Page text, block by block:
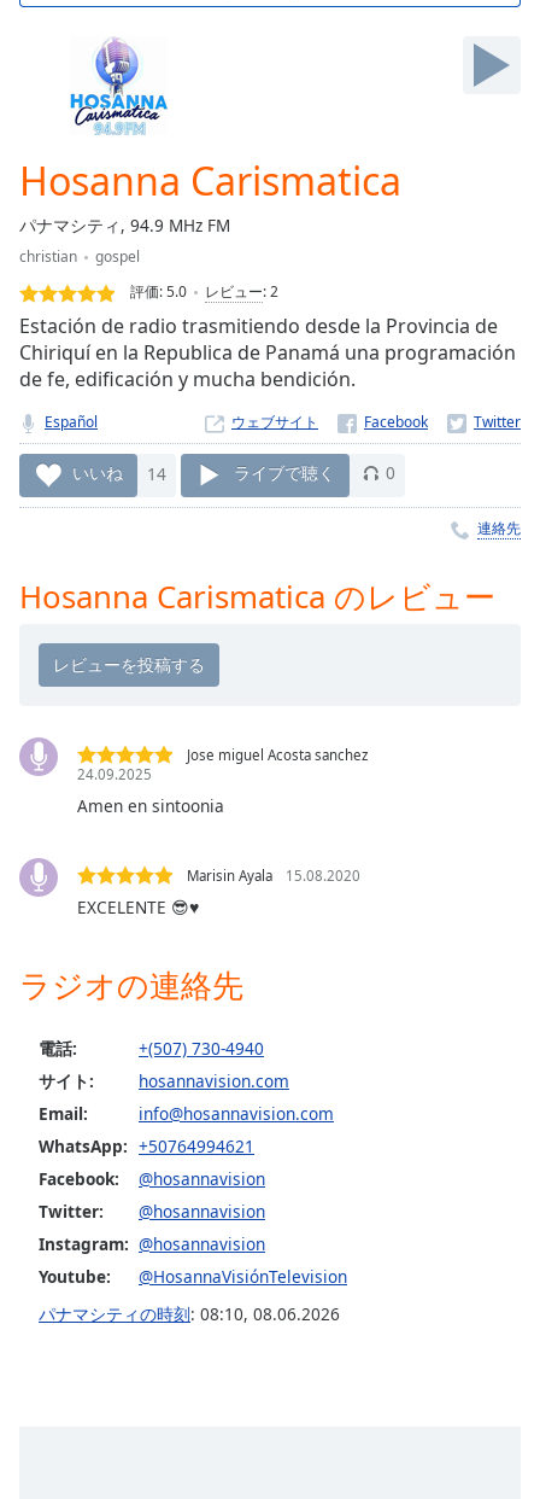
Skip
Loaded:
0.00%
Stream
Type
LIVE
Seek to
live,
currently
live
LIVE
Remaining
Time-
Rate
Chapters
Chapters
Descriptions
descriptions
,
Subtitles
opens
subtitles
dialog
subtitles
off,
selected
Audio
Track
Picture-
in-
Picture
Fullscreen
Hosanna Carismatica
パナマシティ, 94.9 MHz FM
christian
gospel
評価:5.0 レビュー:2
Estación de radio trasmitiendo desde la Provincia de
Chiriquí en la Republica de Panamá una programación
de fe, edificación y mucha bendición.
Español ウェブサイト
いいね 14 ライブで聴く 0
連絡先
Hosanna Carismatica のレビュー
Jose miguel Acosta sanchez
24.09.2025
Amen en sintoonia
Marisin Ayala 15.08.2020
EXCELENTE 😎♥️
ラジオの連絡先
電話:
+(507) 730-4940
サイト:
hosannavision.com
Email:
info@hosannavision.com
WhatsApp: +50764994621
Facebook:
@hosannavision
Twitter:
@hosannavision
Instagram: @hosannavision
Youtube:
@HosannaVisiónTelevision
パナマシティの時刻: 08:10, 08.06.2026